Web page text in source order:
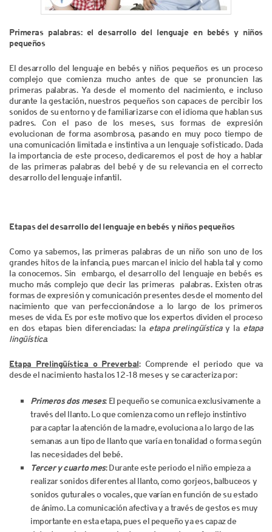
Primeras palabras: el desarrollo del lenguaje en bebés y niños
pequeños
El desarrollo del lenguaje en bebés y niños pequeños es un proceso
complejo que comienza mucho antes de que se pronuncien las
primeras palabras. Ya desde el momento del nacimiento, e incluso
durante la gestación, nuestros pequeños son capaces de percibir los
sonidos de su entorno y de familiarizarse con el idioma que hablan sus
padres. Con el paso de los meses, sus formas de expresión
evolucionan de forma asombrosa, pasando en muy poco tiempo de
una comunicación limitada e instintiva a un lenguaje sofisticado. Dada
la importancia de este proceso, dedicaremos el post de hoy a hablar
de las primeras palabras del bebé y de su relevancia en el correcto
desarrollo del lenguaje infantil.
Etapas del desarrollo del lenguaje en bebés y niños pequeños
Como ya sabemos, las primeras palabras de un niño son uno de los
grandes hitos de la infancia, pues marcan el inicio del habla tal y como
la conocemos. Sin embargo, el desarrollo del lenguaje en bebés es
mucho más complejo que decir las primeras palabras. Existen otras
formas de expresión y comunicación presentes desde el momento del
nacimiento que van perfeccionándose a lo largo de los primeros
meses de vida. Es por este motivo que los expertos dividen el proceso
en dos etapas bien diferenciadas: la etapa prelingüísticay la etapa
lingüística.
Etapa Prelingüística o Preverbal: Comprende el periodo que va
desde el nacimiento hasta los 12-18 meses y se caracteriza por:
Primeros dos meses: El pequeño se comunica exclusivamente a
través del llanto. Lo que comienza como un reflejo instintivo
para captar la atención de la madre, evoluciona a lo largo de las
semanas a un tipo de llanto que varía en tonalidad o forma según
las necesidades del bebé.
Tercer y cuarto mes: Durante este periodo el niño empieza a
realizar sonidos diferentes al llanto, como gorjeos, balbuceos y
sonidos guturales o vocales, que varían en función de su estado
de ánimo. La comunicación afectiva y a través de gestos es muy
importante en esta etapa, pues el pequeño ya es capaz de